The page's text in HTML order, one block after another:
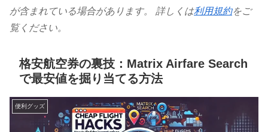
が含まれている場合があります。 詳しくは利用規約をご
覧ください。
格安航空券の裏技：Matrix Airfare Search
で最安値を掘り当てる方法
便利グッズ